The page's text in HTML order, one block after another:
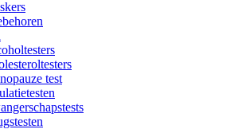
test